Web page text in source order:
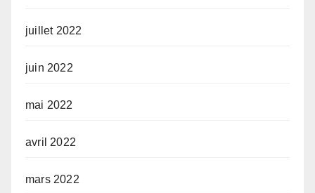
juillet 2022
juin 2022
mai 2022
avril 2022
mars 2022